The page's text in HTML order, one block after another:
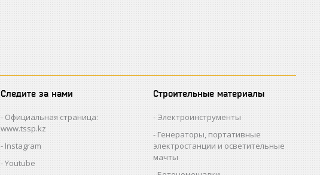
Следите за нами
Официальная страница:
www.tssp.kz
Instagram
Youtube
Строительные материалы
Электроинструменты
Генераторы, портативные
электростанции и осветительные
мачты